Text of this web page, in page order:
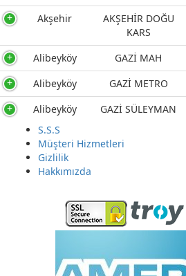
Akşehir
AKŞEHİR DOĞU
KARS
Alibeyköy
GAZİ MAH
Alibeyköy
GAZİ METRO
Alibeyköy
GAZİ SÜLEYMAN
Alibeyköy
Alibeyköy
AMASYA
AMASYA
S.S.S
Müşteri Hizmetleri
Gizlilik
Hakkımızda